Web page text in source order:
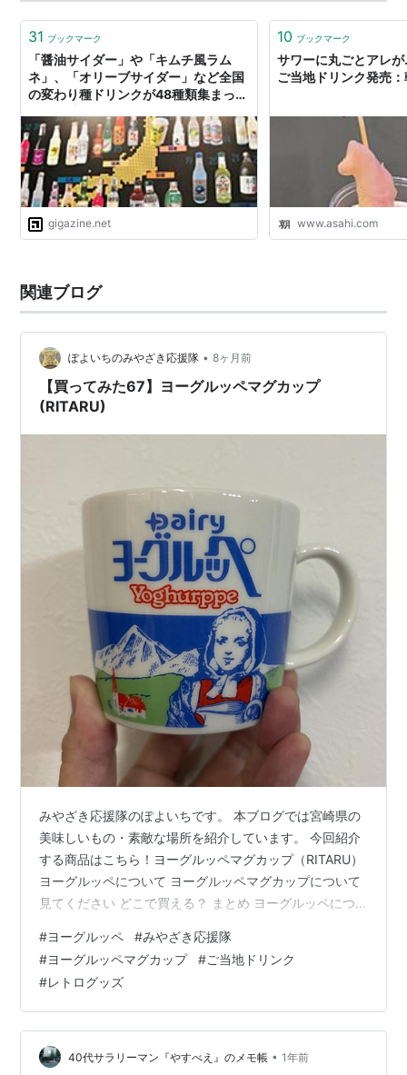
31 ブックマーク
「醤油サイダー」や「キムチ風ラム
ネ」、「オリーブサイダー」など全国
の変わり種ドリンクが48種類集まった
gigazine.net
10 ブックマーク
サワーに丸ごとアレ
ご当地ドリンク発売
www.asahi.com
関連ブログ
ぽよいちのみやざき応援隊 • 8ヶ月前
【買ってみた67】ヨーグルッペマグカップ
(RITARU)
みやざき応援隊のぽよいちです。 本ブログでは宮崎県の
美味しいもの・素敵な場所を紹介しています。 今回紹介
する商品はこちら！ヨーグルッペマグカップ（RITARU）
ヨーグルッペについて ヨーグルッペマグカップについて
見てください どこで買える？ まとめ ヨーグルッペにつ
している乳酸菌飲料です。2025年に発売40周年を迎えた
ロングセラー商品で、宮崎県のスーパー・コンビニで置
いていない店はいないレベルで浸透している宮崎県民の
ソウルドリンクです。 期間限定の味も定期的に発売され
ていて、今年はマンゴー味をいただきました！ ヨーグル
ッペマグカップに…
#ヨーグルッペ #みやざき応援隊
#ヨーグルッペマグカップ #ご当地ドリンク
#レトログッズ
40代サラリーマン『やすべえ』のメモ帳 • 1年前